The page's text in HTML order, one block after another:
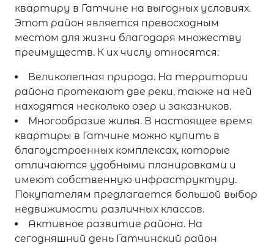
квартиру в Гатчине на выгодных условиях.
Этот район является превосходным
местом для жизни благодаря множеству
преимуществ. К их числу относятся:
Великолепная природа. На территории
района протекают две реки, также на ней
находятся несколько озер и заказников.
Многообразие жилья. В настоящее время
квартиры в Гатчине можно купить в
благоустроенных комплексах, которые
отличаются удобными планировками и
имеют собственную инфраструктуру.
Покупателям предлагается большой выбор
недвижимости различных классов.
Активное развитие района. На
сегодняшний день Гатчинский район